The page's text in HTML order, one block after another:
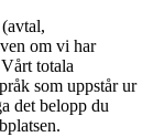
om vi har
totala
som uppstår ur
det belopp du